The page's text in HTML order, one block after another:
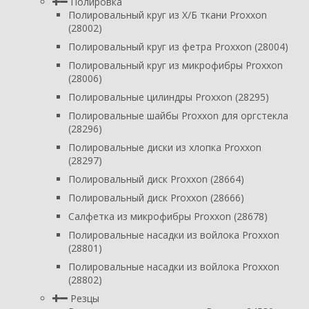
Полировальный круг из Х/Б ткани Proxxon
(28002)
Полировальный круг из фетра Proxxon (28004)
Полировальный круг из микрофибры Proxxon
(28006)
Полировальные цилиндры Proxxon (28295)
Полировальные шайбы Proxxon для оргстекла
(28296)
Полировальные диски из хлопка Proxxon
(28297)
Полировальный диск Proxxon (28664)
Полировальный диск Proxxon (28666)
Салфетка из микрофибры Proxxon (28678)
Полировальные насадки из войлока Proxxon
(28801)
Полировальные насадки из войлока Proxxon
(28802)
Резцы